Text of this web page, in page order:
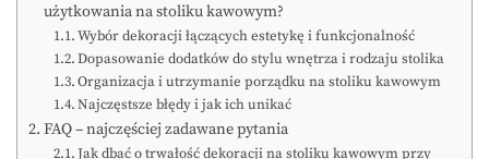
użytkowania na stoliku kawowym?
Wybór dekoracji łączących estetykę i funkcjonalność
Dopasowanie dodatków do stylu wnętrza i rodzaju stolika
Organizacja i utrzymanie porządku na stoliku kawowym
Najczęstsze błędy i jak ich unikać
FAQ – najczęściej zadawane pytania
Jak dbać o trwałość dekoracji na stoliku kawowym przy